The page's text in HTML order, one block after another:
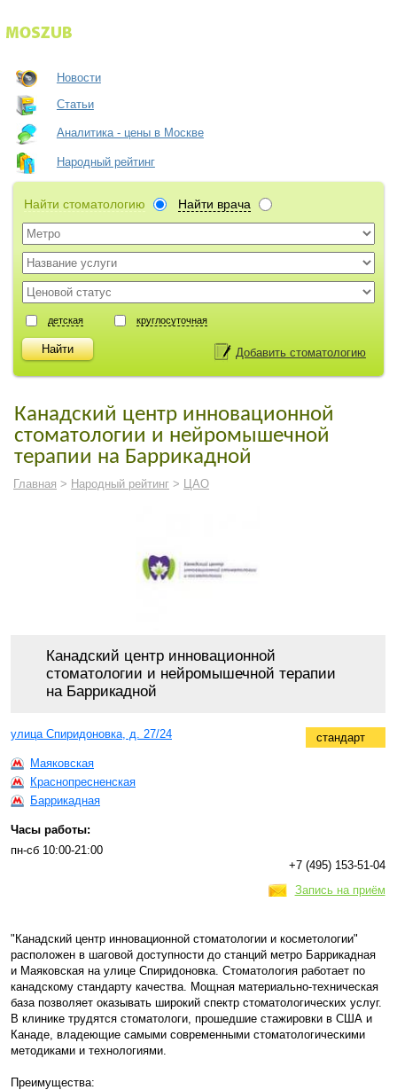
Новости
Статьи
Аналитика - цены в Москве
Народный рейтинг
Найти стоматологию Найти врача
детская круглосуточная
Добавить стоматологию
Канадский центр инновационной
стоматологии и нейромышечной
терапии на Баррикадной
Главная > Народный рейтинг > ЦАО
Канадский центр инновационной
стоматологии и нейромышечной терапии
на Баррикадной
стандарт
улица Спиридоновка, д. 27/24
Маяковская
Краснопресненская
Баррикадная
Часы работы:
пн-сб 10:00-21:00
+7 (495) 153-51-04
Запись на приём
"Канадский центр инновационной стоматологии и косметологии"
расположен в шаговой доступности до станций метро Баррикадная
и Маяковская на улице Спиридоновка. Стоматология работает по
канадскому стандарту качества. Мощная материально-техническая
база позволяет оказывать широкий спектр стоматологических услуг.
В клинике трудятся стоматологи, прошедшие стажировки в США и
Канаде, владеющие самыми современными стоматологическими
методиками и технологиями.
Преимущества: